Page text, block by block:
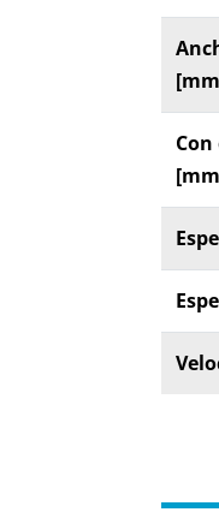
Con